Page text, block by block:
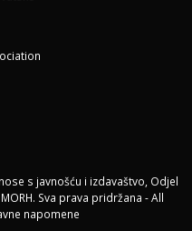
s javnošću i izdavaštvo, Odjel
Sva prava pridržana - All
napomene